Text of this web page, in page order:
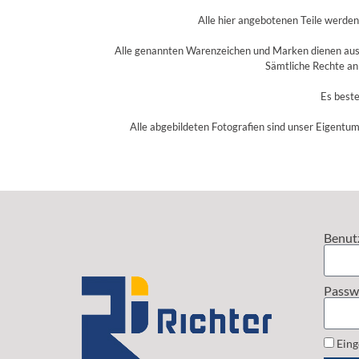
Alle hier angebotenen Teile
Alle genannten Warenzeichen und Marken dienen
Sämtliche Rechte
Es
Alle abgebildeten Fotografien sind unser